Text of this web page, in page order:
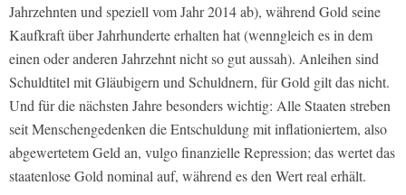
Jahrzehnten und speziell vom Jahr 2014 ab), während Gold seine
Kaufkraft über Jahrhunderte erhalten hat (wenngleich es in dem
einen oder anderen Jahrzehnt nicht so gut aussah). Anleihen sind
Schuldtitel mit Gläubigern und Schuldnern, für Gold gilt das nicht.
Und für die nächsten Jahre besonders wichtig: Alle Staaten streben
seit Menschengedenken die Entschuldung mit inflationiertem, also
abgewertetem Geld an, vulgo finanzielle Repression; das wertet das
staatenlose Gold nominal auf, während es den Wert real erhält.